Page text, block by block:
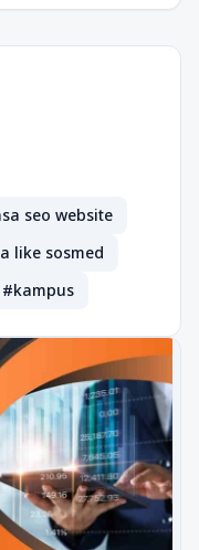
seo website
like sosmed
#kampus